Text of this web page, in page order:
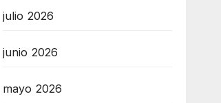
julio 2026
junio 2026
mayo 2026